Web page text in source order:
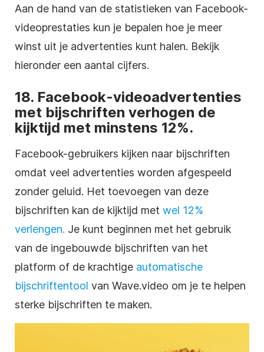
Aan de hand van de statistieken van Facebook-
videoprestaties kun je bepalen hoe je meer
winst uit je advertenties kunt halen. Bekijk
hieronder een aantal cijfers.
18. Facebook-videoadvertenties
met bijschriften verhogen de
kijktijd met minstens 12%.
Facebook-gebruikers kijken naar bijschriften
omdat veel advertenties worden afgespeeld
zonder geluid. Het toevoegen van deze
bijschriften kan de kijktijd met wel 12%
verlengen. Je kunt beginnen met het gebruik
van de ingebouwde bijschriften van het
platform of de krachtige automatische
bijschriftentool van Wave.video om je te helpen
sterke bijschriften te maken.